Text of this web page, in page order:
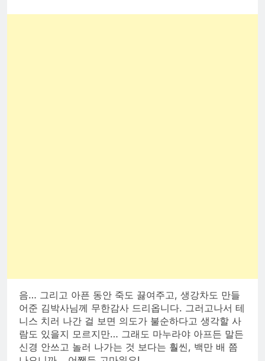
음… 그리고 아픈 동안 죽도 끓여주고, 생강차도 만들
어준 김박사님께 무한감사 드리옵니다. 그러고나서 테
니스 치러 나간 걸 보면 의도가 불순하다고 생각할 사
람도 있을지 모르지만… 그래도 마누라야 아프든 말든
신경 안쓰고 놀러 나가는 것 보다는 훨씬, 백만 배 쯤